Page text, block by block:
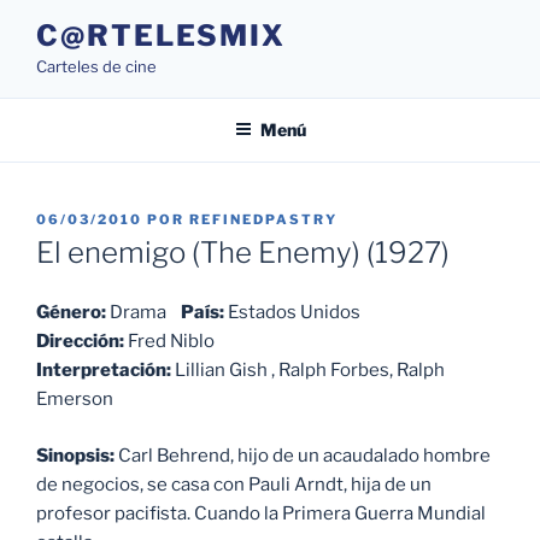
contenido
C@RTELESMIX
Carteles de cine
Menú
PUBLICADO
EL
06/03/2010 POR REFINEDPASTRY
El enemigo (The Enemy) (1927)
Género: Drama País: Estados Unidos
Dirección: Fred Niblo
Interpretación: Lillian Gish , Ralph Forbes, Ralph
Emerson
Sinopsis: Carl Behrend, hijo de un acaudalado hombre
de negocios, se casa con Pauli Arndt, hija de un
profesor pacifista. Cuando la Primera Guerra Mundial